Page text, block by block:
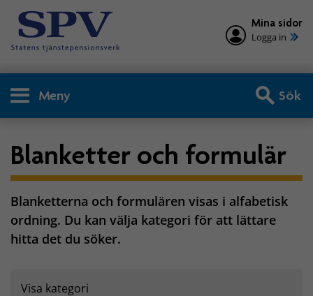
Mina sidor
Logga in
Meny Sök
Blanketter och formulär
Blanketterna och formulären visas i alfabetisk
ordning. Du kan välja kategori för att lättare
hitta det du söker.
Visa kategori